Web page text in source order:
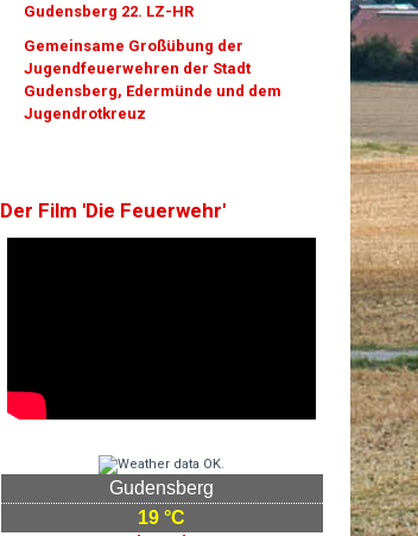
Gudensberg 22. LZ-HR
Gemeinsame Großübung der
Jugendfeuerwehren der Stadt
Gudensberg, Edermünde und dem
Jugendrotkreuz
Der Film 'Die Feuerwehr'
Gudensberg
19 °C